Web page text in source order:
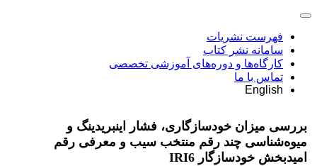
فهرست نشریات
سامانه نشر کتاب
کارگاه‌ها و دوره‌های آموزشی تخصصی
تماس با ما
English
بررسی میزان خودسازگاری، فشار اینبریدینگ و
میوه‌شناسی چند رقم منتخب سیب و معرفی رقم
امیدبخش خودسازگار IRI6